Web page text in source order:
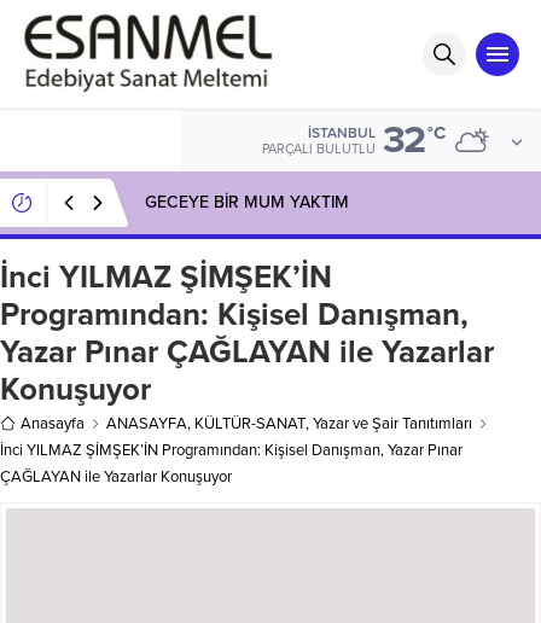
İSTANBUL
PARÇALI BULUTLU 32°C
GECEYE BİR MUM YAKTIM
İnci YILMAZ ŞİMŞEK’İN
Programından: Kişisel Danışman,
Yazar Pınar ÇAĞLAYAN ile Yazarlar
Konuşuyor
Anasayfa ANASAYFA, KÜLTÜR-SANAT,Yazar ve Şair Tanıtımları
İnci YILMAZ ŞİMŞEK’İN Programından: Kişisel Danışman, Yazar Pınar
ÇAĞLAYAN ile Yazarlar Konuşuyor